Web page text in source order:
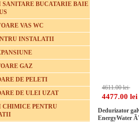
SANITARE BUCATARIE BAIE
VAS WC
INSTALATII
GAZ
DE PELETI
DE ULEI UZAT
CHIMICE PENTRU
4611.00 lei
4477.00 lei
Dedurizator
EnergyWater